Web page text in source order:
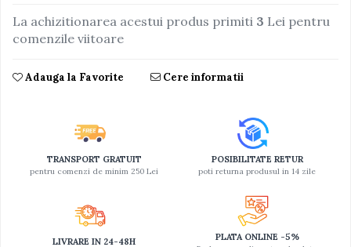
Motociclete
Pistoale
Proiectoare
Set Avioane si submarine
Seturi de rufe
La achizitionarea acestui produs primiti 3 Lei pentru
comenzile viitoare
Adauga la Favorite Cere informatii
TRANSPORT GRATUIT
pentru comenzi de minim 250 Lei
POSIBILITATE RETUR
poti returna produsul in 14 zile
LIVRARE IN 24-48H PLATA ONLINE -5%